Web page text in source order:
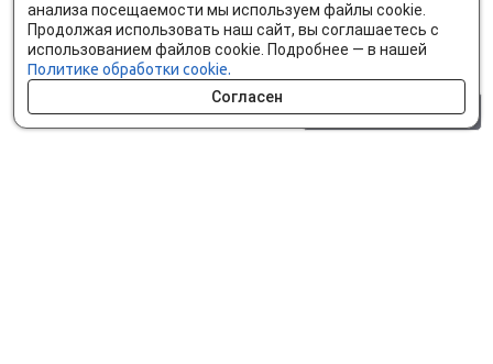
анализа посещаемости мы используем файлы cookie.
Продолжая использовать наш сайт, вы соглашаетесь с
использованием файлов cookie. Подробнее — в нашей
Политике обработки cookie.
Согласен